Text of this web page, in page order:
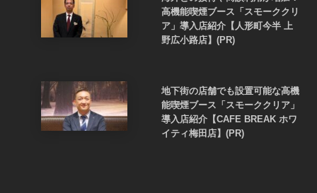
高機能喫煙ブース「スモーククリ
ア」導入店紹介【人形町今半 上
野広小路店】(PR)
地下街の店舗でも設置可能な高機
能喫煙ブース「スモーククリア」
導入店紹介【CAFE BREAK ホワ
イティ梅田店】(PR)